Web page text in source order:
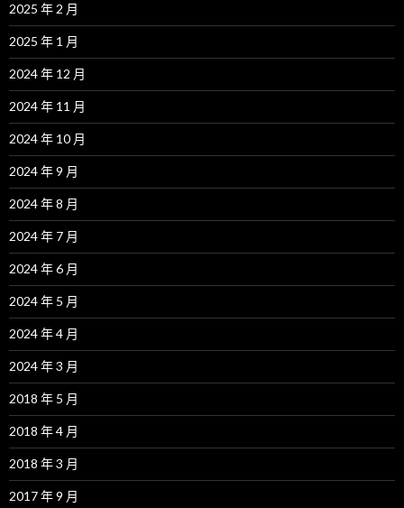
2025 年 2 月
2025 年 1 月
2024 年 12 月
2024 年 11 月
2024 年 10 月
2024 年 9 月
2024 年 8 月
2024 年 7 月
2024 年 6 月
2024 年 5 月
2024 年 4 月
2024 年 3 月
2018 年 5 月
2018 年 4 月
2018 年 3 月
2017 年 9 月